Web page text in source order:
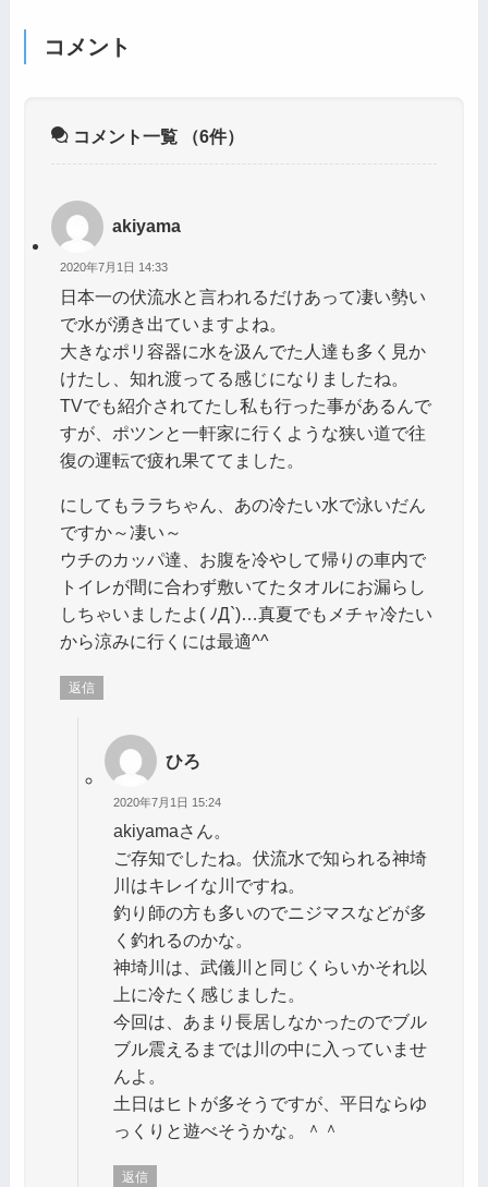
コメント
コメント一覧 （6件）
akiyama
2020年7月1日 14:33
日本一の伏流水と言われるだけあって凄い勢い
で水が湧き出ていますよね。
大きなポリ容器に水を汲んでた人達も多く見か
けたし、知れ渡ってる感じになりましたね。
TVでも紹介されてたし私も行った事があるんで
すが、ポツンと一軒家に行くような狭い道で往
復の運転で疲れ果ててました。
にしてもララちゃん、あの冷たい水で泳いだん
ですか～凄い～
ウチのカッパ達、お腹を冷やして帰りの車内で
トイレが間に合わず敷いてたタオルにお漏らし
しちゃいましたよ( ﾉД`)…真夏でもメチャ冷たい
から涼みに行くには最適^^
返信
ひろ
2020年7月1日 15:24
akiyamaさん。
ご存知でしたね。伏流水で知られる神埼
川はキレイな川ですね。
釣り師の方も多いのでニジマスなどが多
く釣れるのかな。
神埼川は、武儀川と同じくらいかそれ以
上に冷たく感じました。
今回は、あまり長居しなかったのでブル
ブル震えるまでは川の中に入っていませ
んよ。
土日はヒトが多そうですが、平日ならゆ
っくりと遊べそうかな。＾＾
返信